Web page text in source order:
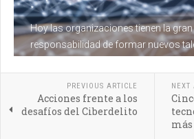
Hoy las organizaciones tienen la
responsabilidad de formar nuevos
PREVIOUS ARTICLE
Acciones frente a los
desafíos del Ciberdelito
NEXT